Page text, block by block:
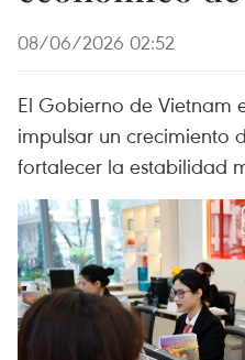
08/06/2026 02:52
El Gobierno de Vietnam
impulsar un crecimiento
fortalecer la estabilidad